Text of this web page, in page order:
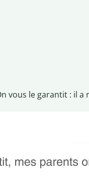
vous le garantit : il a